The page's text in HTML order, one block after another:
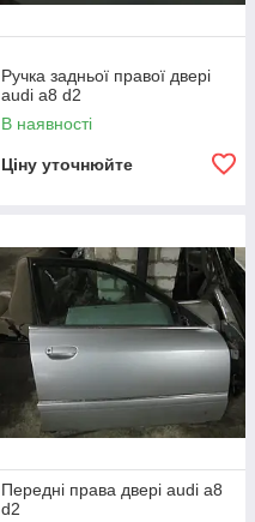
Ручка задньої правої двері
audi a8 d2
В наявності
Ціну уточнюйте
Передні права двері audi a8
d2